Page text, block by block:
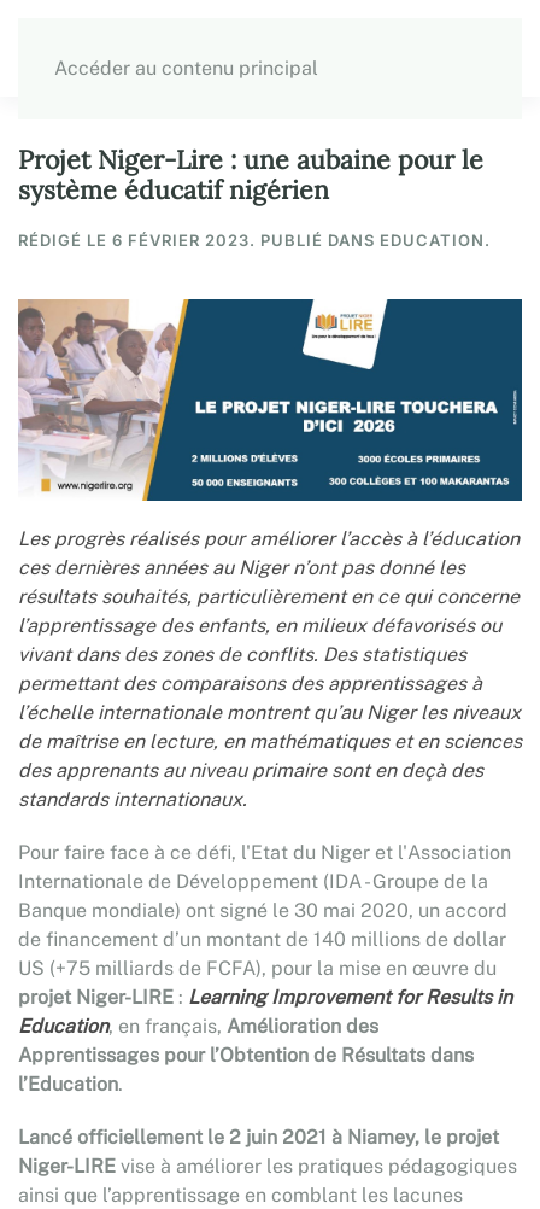
Accéder au contenu principal
Projet Niger-Lire : une aubaine pour le
système éducatif nigérien
RÉDIGÉ LE 6 FÉVRIER 2023. PUBLIÉ DANS EDUCATION.
Les progrès réalisés pour améliorer l’accès à l’éducation
ces dernières années au Niger n’ont pas donné les
résultats souhaités, particulièrement en ce qui concerne
l’apprentissage des enfants, en milieux défavorisés ou
vivant dans des zones de conflits. Des statistiques
permettant des comparaisons des apprentissages à
l’échelle internationale montrent qu’au Niger les niveaux
de maîtrise en lecture, en mathématiques et en sciences
des apprenants au niveau primaire sont en deçà des
standards internationaux.
Pour faire face à ce défi, l'Etat du Niger et l'Association
Internationale de Développement (IDA - Groupe de la
Banque mondiale) ont signé le 30 mai 2020, un accord
de financement d’un montant de 140 millions de dollar
US (+75 milliards de FCFA), pour la mise en œuvre du
projet Niger-LIRE : Learning Improvement for Results in
Education, en français, Amélioration des
Apprentissages pour l’Obtention de Résultats dans
l’Education.
Lancé officiellement le 2 juin 2021 à Niamey, le projet
Niger-LIRE vise à améliorer les pratiques pédagogiques
ainsi que l’apprentissage en comblant les lacunes